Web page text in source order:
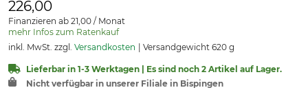
226,00
Finanzieren ab 21,00 / Monat
mehr Infos zum Ratenkauf
inkl. MwSt. zzgl. Versandkosten Versandgewicht 620 g
Lieferbar in 1-3 Werktagen | Es sind noch 2 Artikel auf Lager.
Nicht verfügbar in unserer Filiale in Bispingen